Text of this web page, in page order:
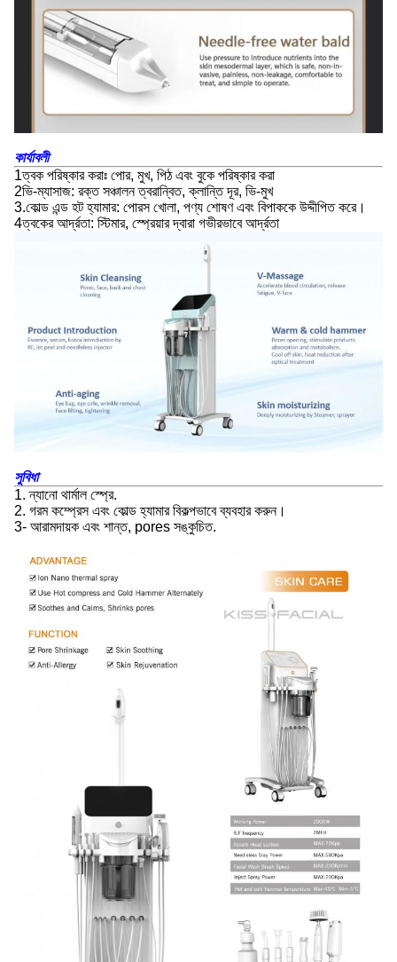
কার্যাবলী
1ত্বক পরিষ্কার করাঃ পোর, মুখ, পিঠ এবং বুকে পরিষ্কার করা
2ভি-ম্যাসাজ: রক্ত সঞ্চালন ত্বরান্বিত, ক্লান্তি দূর, ভি-মুখ
3.কোল্ড এন্ড হট হ্যামার: পোরস খোলা, পণ্য শোষণ এবং বিপাককে উদ্দীপিত করে।
4ত্বকের আর্দ্রতা: স্টিমার, স্প্রেয়ার দ্বারা গভীরভাবে আর্দ্রতা
সুবিধা
1. ন্যানো থার্মাল স্প্রে.
2. গরম কম্প্রেস এবং কোল্ড হ্যামার বিকল্পভাবে ব্যবহার করুন।
3- আরামদায়ক এবং শান্ত, pores সঙ্কুচিত.